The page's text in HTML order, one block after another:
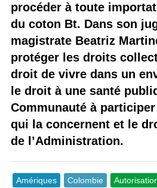
procéder à toute
du coton Bt. Dans son
magistrate Beatriz
protéger les droits
droit de vivre dans un
le droit à une santé
Communauté à
qui la concernent et le
de l’Administration.
Amériques Colombie